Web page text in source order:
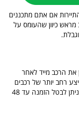
התיירות אם אתם מתכננים
מראש כיוון שהעומס על
את הרכב מייד לאחר
רחב יותר של רכבים
, ניתן לבטל הזמנה עד 48